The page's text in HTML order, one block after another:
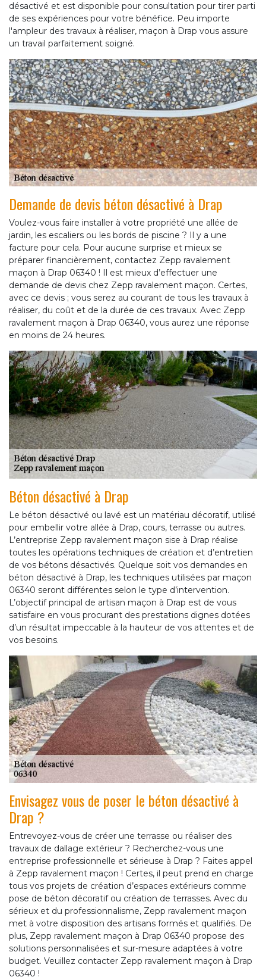
désactivé et est disponible pour consultation pour tirer parti
de ses expériences pour votre bénéfice. Peu importe
l'ampleur des travaux à réaliser, maçon à Drap vous assure
un travail parfaitement soigné.
Demande de devis béton désactivé à Drap
Voulez-vous faire installer à votre propriété une allée de
jardin, les escaliers ou les bords de piscine ? Il y a une
facture pour cela. Pour aucune surprise et mieux se
préparer financièrement, contactez Zepp ravalement
maçon à Drap 06340 ! Il est mieux d’effectuer une
demande de devis chez Zepp ravalement maçon. Certes,
avec ce devis ; vous serez au courant de tous les travaux à
réaliser, du coût et de la durée de ces travaux. Avec Zepp
ravalement maçon à Drap 06340, vous aurez une réponse
en moins de 24 heures.
Béton désactivé à Drap
Le béton désactivé ou lavé est un matériau décoratif, utilisé
pour embellir votre allée à Drap, cours, terrasse ou autres.
L’entreprise Zepp ravalement maçon sise à Drap réalise
toutes les opérations techniques de création et d’entretien
de vos bétons désactivés. Quelque soit vos demandes en
béton désactivé à Drap, les techniques utilisées par maçon
06340 seront différentes selon le type d’intervention.
L’objectif principal de artisan maçon à Drap est de vous
satisfaire en vous procurant des prestations dignes dotées
d’un résultat impeccable à la hauteur de vos attentes et de
vos besoins.
Envisagez vous de poser le béton désactivé à
Drap ?
Entrevoyez-vous de créer une terrasse ou réaliser des
travaux de dallage extérieur ? Recherchez-vous une
entreprise professionnelle et sérieuse à Drap ? Faites appel
à Zepp ravalement maçon ! Certes, il peut prend en charge
tous vos projets de création d’espaces extérieurs comme
pose de béton décoratif ou création de terrasses. Avec du
sérieux et du professionnalisme, Zepp ravalement maçon
met à votre disposition des artisans formés et qualifiés. De
plus, Zepp ravalement maçon à Drap 06340 propose des
solutions personnalisées et sur-mesure adaptées à votre
budget. Veuillez contacter Zepp ravalement maçon à Drap
06340 !